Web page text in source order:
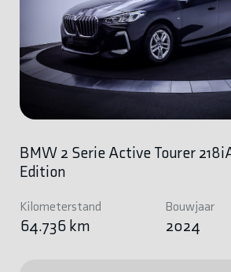
BMW 2 Serie Active Tourer
Edition
Kilometerstand
64.736 km
Bouwjaar
2024